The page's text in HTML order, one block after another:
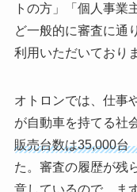
トの方」「個人事業
ど一般的に審査に通
利用いただいており
オトロンでは、仕事
が自動車を持てる社
販売台数は35,000台
た。審査の履歴が残
意しているので、ま